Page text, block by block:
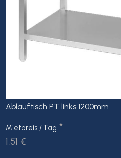
Ablauftisch PT links 1200mm
Mietpreis / Tag *
1,51 €